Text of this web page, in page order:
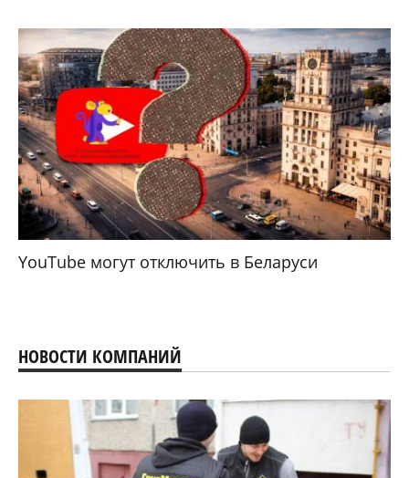
YouTube могут отключить в Беларуси
НОВОСТИ КОМПАНИЙ